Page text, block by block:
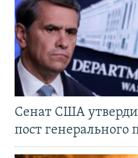
Сенат США
пост генерального